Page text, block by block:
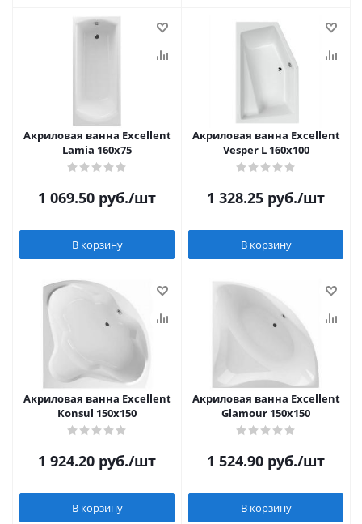
Акриловая ванна Excellent
Lamia 160x75
1 069.50 руб./шт
В корзину
Акриловая ванна Excellent
Vesper L 160x100
1 328.25 руб./шт
В корзину
Акриловая ванна Excellent
Konsul 150x150
1 924.20 руб./шт
В корзину
Акриловая ванна Excellent
Glamour 150x150
1 524.90 руб./шт
В корзину